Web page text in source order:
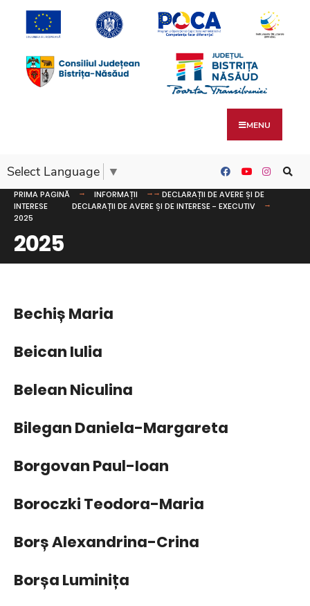
MENU
Select Language ▼
PRIMA PAGINĂ INFORMAȚII
DECLARAȚII DE AVERE ȘI DE
INTERESE
DECLARAȚII DE AVERE ȘI DE INTERESE - EXECUTIV
2025
2025
Bechiș Maria
Beican Iulia
Belean Niculina
Bilegan Daniela-Margareta
Borgovan Paul-Ioan
Boroczki Teodora-Maria
Borș Alexandrina-Crina
Borșa Luminița